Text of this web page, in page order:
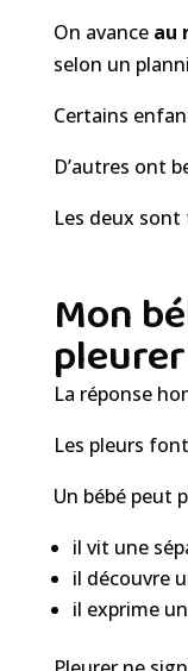
On avance au
selon un
Certains
D’autres ont
Les deux
Mon
La réponse
Les pleurs
Un bébé peut
il vit une
il découvre
il exprime